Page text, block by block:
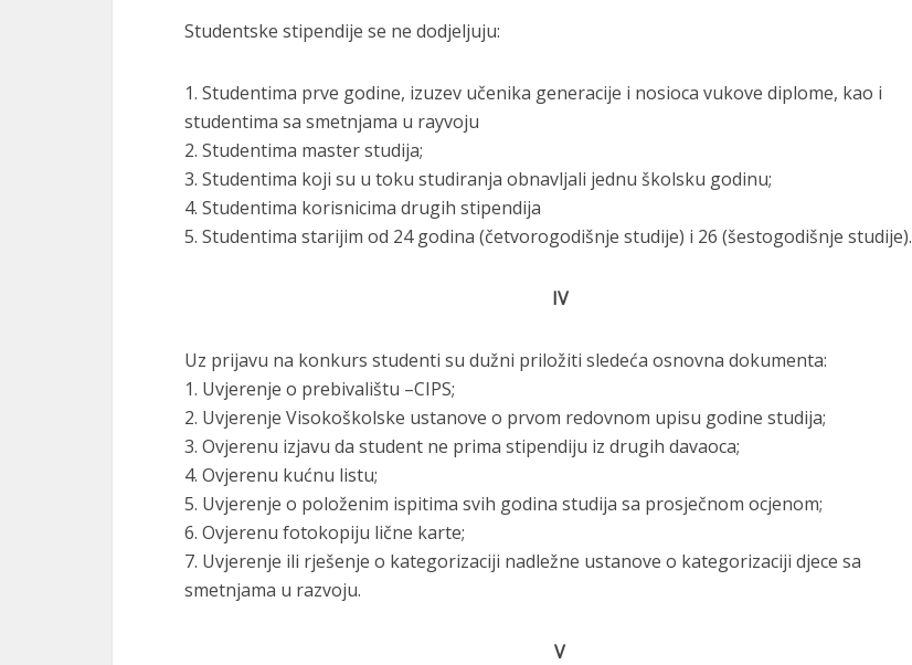
Studentske stipendije se ne dodjeljuju:
1. Studentima prve godine, izuzev učenika generacije i nosioca vukove diplome, kao i
studentima sa smetnjama u rayvoju
2. Studentima master studija;
3. Studentima koji su u toku studiranja obnavljali jednu školsku godinu;
4. Studentima korisnicima drugih stipendija
5. Studentima starijim od 24 godina (četvorogodišnje studije) i 26 (šestogodišnje studije).
IV
Uz prijavu na konkurs studenti su dužni priložiti sledeća osnovna dokumenta:
1. Uvjerenje o prebivalištu –CIPS;
2. Uvjerenje Visokoškolske ustanove o prvom redovnom upisu godine studija;
3. Ovjerenu izjavu da student ne prima stipendiju iz drugih davaoca;
4. Ovjerenu kućnu listu;
5. Uvjerenje o položenim ispitima svih godina studija sa prosječnom ocjenom;
6. Ovjerenu fotokopiju lične karte;
7. Uvjerenje ili rješenje o kategorizaciji nadležne ustanove o kategorizaciji djece sa
smetnjama u razvoju.
V